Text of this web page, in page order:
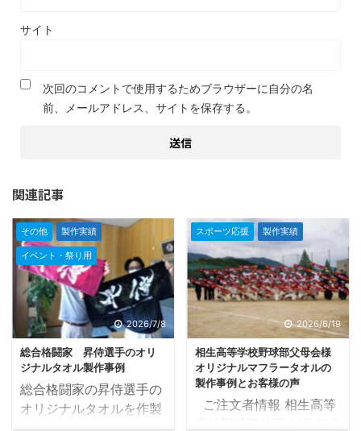
サイト
次回のコメントで使用するためブラウザーに自分の名
前、メールアドレス、サイトを保存する。
関連記事
その他 製作実績
イベント・祭り用
2026/7/8
総合格闘家 昇侍選手のオリ
ジナルタオル製作事例
総合格闘家の昇侍選手の
オリジナルタオルを作製
させていただき、かなり
スポーツ応援 製作実績
2026/6/19
相生高等学校野球部父母会様
オリジナルマフラータオルの
製作事例とお客様の声
ご注文者情報 相生高等